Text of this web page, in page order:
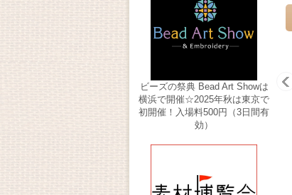
ビーズの祭典 Bead Art Showは
横浜で開催☆2025年秋は東京で
初開催！入場料500円（3日間有
効）